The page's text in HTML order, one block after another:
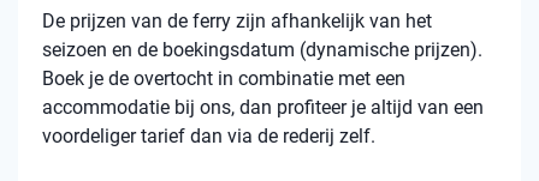
De prijzen van de ferry zijn afhankelijk van het
seizoen en de boekingsdatum (dynamische prijzen).
Boek je de overtocht in combinatie met een
accommodatie bij ons, dan profiteer je altijd van een
voordeliger tarief dan via de rederij zelf.